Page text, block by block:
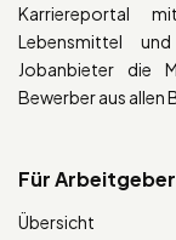
Karriereportal
Lebensmittel
Jobanbieter die
Bewerber aus allen
Für Arbeitgeber
Übersicht